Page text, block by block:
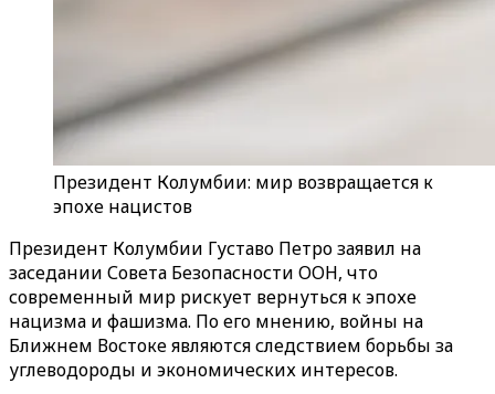
Президент Колумбии: мир возвращается к
эпохе нацистов
Президент Колумбии Густаво Петро заявил на
заседании Совета Безопасности ООН, что
современный мир рискует вернуться к эпохе
нацизма и фашизма. По его мнению, войны на
Ближнем Востоке являются следствием борьбы за
углеводороды и экономических интересов.